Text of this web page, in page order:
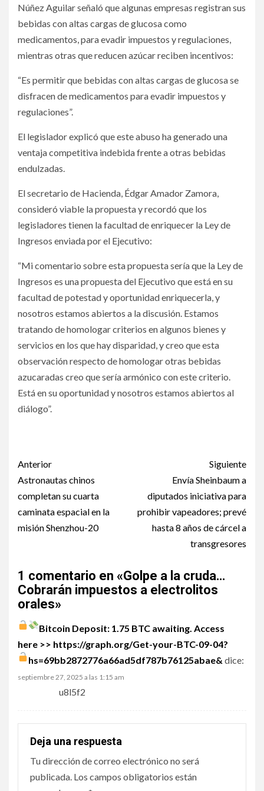
Núñez Aguilar señaló que algunas empresas registran sus
bebidas con altas cargas de glucosa como
medicamentos, para evadir impuestos y regulaciones,
mientras otras que reducen azúcar reciben incentivos:
“Es permitir que bebidas con altas cargas de glucosa se
disfracen de medicamentos para evadir impuestos y
regulaciones”.
El legislador explicó que este abuso ha generado una
ventaja competitiva indebida frente a otras bebidas
endulzadas.
El secretario de Hacienda, Édgar Amador Zamora,
consideró viable la propuesta y recordó que los
legisladores tienen la facultad de enriquecer la Ley de
Ingresos enviada por el Ejecutivo:
“Mi comentario sobre esta propuesta sería que la Ley de
Ingresos es una propuesta del Ejecutivo que está en su
facultad de potestad y oportunidad enriquecerla, y
nosotros estamos abiertos a la discusión. Estamos
tratando de homologar criterios en algunos bienes y
servicios en los que hay disparidad, y creo que esta
observación respecto de homologar otras bebidas
azucaradas creo que sería armónico con este criterio.
Está en su oportunidad y nosotros estamos abiertos al
diálogo”.
Post
navigation
Anterior
Astronautas chinos
completan su cuarta
caminata espacial en la
misión Shenzhou-20
Siguiente
Envía Sheinbaum a
diputados iniciativa para
prohibir vapeadores; prevé
hasta 8 años de cárcel a
transgresores
1 comentario en «Golpe a la cruda…
Cobrarán impuestos a electrolitos
orales»
Bitcoin Deposit: 1.75 BTC awaiting. Access
here >> https://graph.org/Get-your-BTC-09-04?
hs=69bb2872776a66ad5df787b76125abae&dice:
septiembre 27, 2025 a las 1:15 am
u8l5f2
Deja una respuesta
Tu dirección de correo electrónico no será
publicada. Los campos obligatorios están